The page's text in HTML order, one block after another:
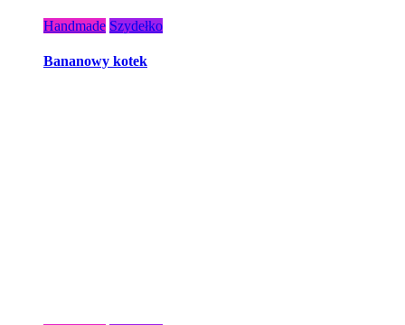
Handmade Szydełko
Bananowy kotek